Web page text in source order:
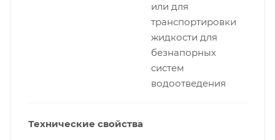
или для
транспортировки
жидкости для
безнапорных
систем
водоотведения
Технические свойства